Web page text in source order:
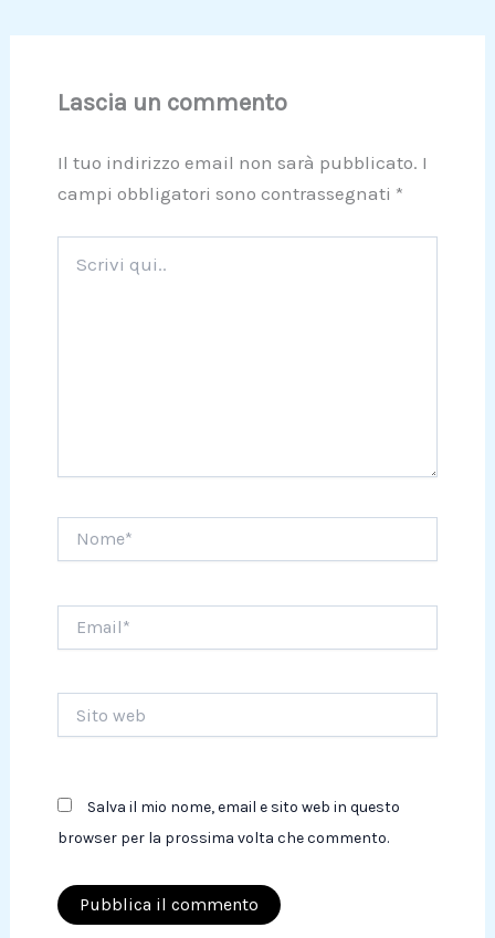
Lascia un commento
Il tuo indirizzo email non sarà pubblicato. I
campi obbligatori sono contrassegnati *
qui..
web
Salva il mio nome, email e sito web in questo
browser per la prossima volta che commento.